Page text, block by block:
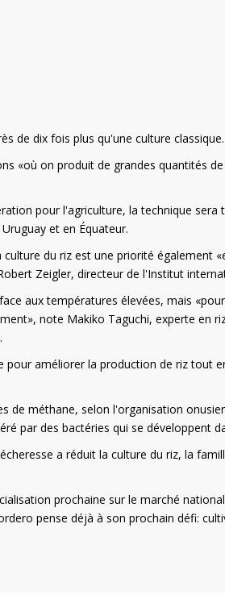
de dix fois plus qu'une culture classique.
«où on produit de grandes quantités
pour l'agriculture, la technique sera
et en Équateur.
du riz est une priorité également
Zeigler, directeur de l'Institut
aux températures élevées, mais
note Makiko Taguchi, experte en
améliorer la production de riz tout
de méthane, selon l'organisation
par des bactéries qui se développent
a réduit la culture du riz, la
prochaine sur le marché
pense déjà à son prochain défi: